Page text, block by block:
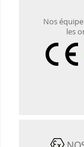
Nos
les